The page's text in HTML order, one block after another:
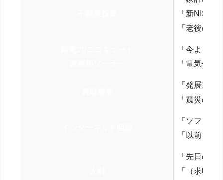
「新NISA
「老後の
「今より
「電気代を
「発展途
「震災の
「ソフト
「以前、
「先日の
「（求職